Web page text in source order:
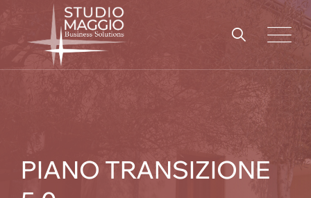
content
PIANO TRANSIZIONE